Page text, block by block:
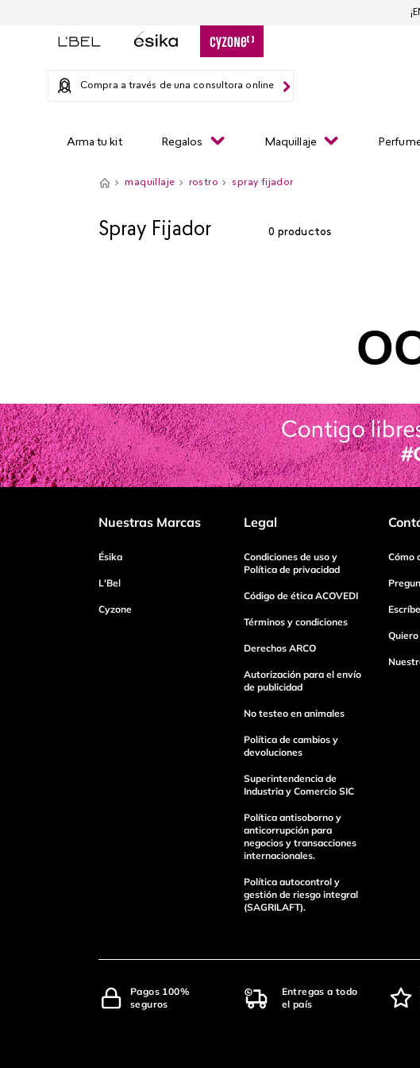
Compra a través de una consultora online
Arma tu kit Regalos Maquillaje
maquillaje rostro spray fijador
Spray Fijador 0 productos
Nuestras Marcas
Ésika
L'Bel
Cyzone
Legal
Condiciones de uso y
Política de privacidad
Código de ética ACOVEDI
Términos y condiciones
Derechos ARCO
Autorización para el envío
de publicidad
No testeo en animales
Política de cambios y
devoluciones
Superintendencia de
Industria y Comercio SIC
Política antisoborno y
anticorrupción para
negocios y transacciones
internacionales.
Política autocontrol y
gestión de riesgo integral
(SAGRILAFT).
Cómo
Pagos 100%
seguros
Entregas a todo
el país